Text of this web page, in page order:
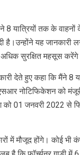
8 यात्रियों तक के वाहनों
यह जानकारी
सुरक्षित महसूस
देते हुए कहा कि मैंने 8
नोटिफिकेशन को
01 जनवरी 2022 से
में मौजूद होंगे। कोई भी